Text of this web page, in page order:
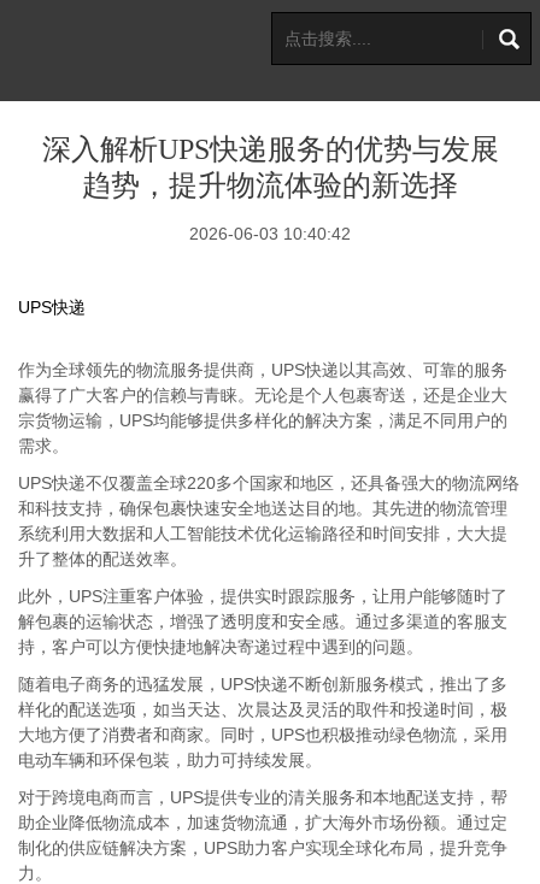
深入解析UPS快递服务的优势与发展
趋势，提升物流体验的新选择
2026-06-03 10:40:42
UPS快递
作为全球领先的物流服务提供商，UPS快递以其高效、可靠的服务
赢得了广大客户的信赖与青睐。无论是个人包裹寄送，还是企业大
宗货物运输，UPS均能够提供多样化的解决方案，满足不同用户的
需求。
UPS快递不仅覆盖全球220多个国家和地区，还具备强大的物流网络
和科技支持，确保包裹快速安全地送达目的地。其先进的物流管理
系统利用大数据和人工智能技术优化运输路径和时间安排，大大提
升了整体的配送效率。
此外，UPS注重客户体验，提供实时跟踪服务，让用户能够随时了
解包裹的运输状态，增强了透明度和安全感。通过多渠道的客服支
持，客户可以方便快捷地解决寄递过程中遇到的问题。
随着电子商务的迅猛发展，UPS快递不断创新服务模式，推出了多
样化的配送选项，如当天达、次晨达及灵活的取件和投递时间，极
大地方便了消费者和商家。同时，UPS也积极推动绿色物流，采用
电动车辆和环保包装，助力可持续发展。
对于跨境电商而言，UPS提供专业的清关服务和本地配送支持，帮
助企业降低物流成本，加速货物流通，扩大海外市场份额。通过定
制化的供应链解决方案，UPS助力客户实现全球化布局，提升竞争
力。